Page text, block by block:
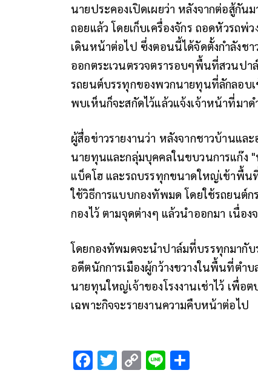
นายประคองเปิดเผยว่า หลังจากต่อสู้กั
ถอยแล้ว โดยเก็บเครื่องจักร ถอดหัวรถพ่
เดินหน้าต่อไป ซึ่งตอนนี้ได้จัดตั้งกำลังช
ออกตระเวนตรวจตรารอบๆพื้นที่สวนปา
รถยนต์บรรทุกของพวกนายทุนที่ลักลอบเ
พบเห็นก็จะสกัดไว้แล้วแจ้งเจ้าหน้าที่มา
ผู้สื่อข่าวรายงานว่า หลังจากชาวบ้านแ
นายทุนและกลุ่มบุคคลในขบวนการแก๊ง "
แบ็คโฮ และรถบรรทุกขนาดใหญ่เข้าพื้
ใช้วิธีการแบบกองทัพมด โดยใช้รถยนต์ก
กองไว้ ตามจุดต่างๆ แล้วนำออกมา เนื่อ
โดยกองทัพมดจะนำปาล์มที่บรรทุกมากั
อดีตนักการเมืองผู้กว้างขวางในพื้นที่ต
นายทุนใหญ่เจ้าของโรงงานเช่าไว้ เพื่
เฉพาะกิจจะรายงานความคืบหน้าต่อไป
F T C Li